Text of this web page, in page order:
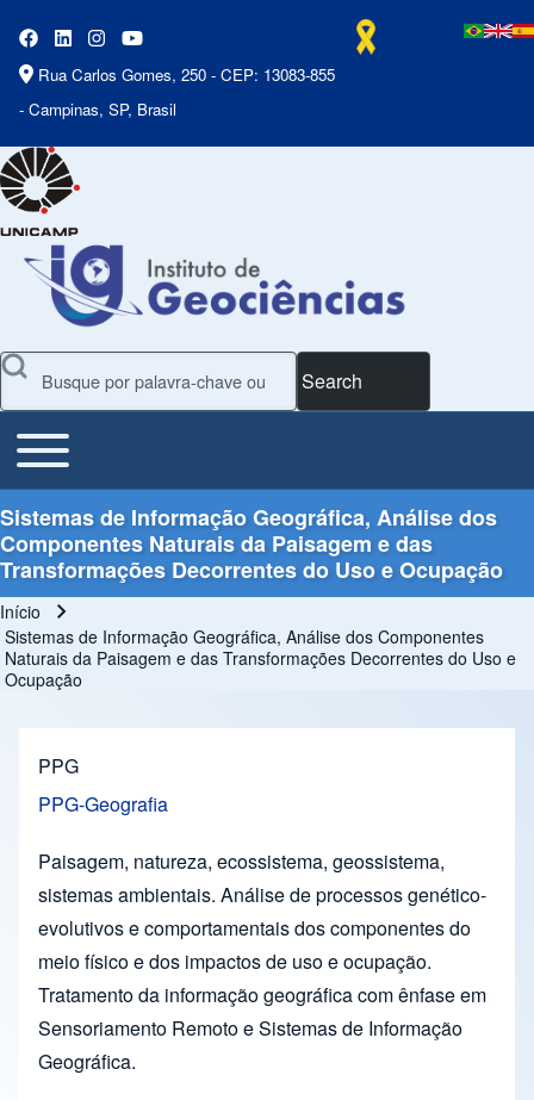
Rua Carlos Gomes, 250 - CEP: 13083-855
- Campinas, SP, Brasil
Search
Main Menu
Toggle main menu
Sistemas de Informação Geográfica, Análise dos
Componentes Naturais da Paisagem e das
Transformações Decorrentes do Uso e Ocupação
Trilha de navegação
Início
Sistemas de Informação Geográfica, Análise dos Componentes
Naturais da Paisagem e das Transformações Decorrentes do Uso e
Ocupação
PPG
PPG-Geografia
Paisagem, natureza, ecossistema, geossistema,
sistemas ambientais. Análise de processos genético-
evolutivos e comportamentais dos componentes do
meio físico e dos impactos de uso e ocupação.
Tratamento da informação geográfica com ênfase em
Sensoriamento Remoto e Sistemas de Informação
Geográfica.